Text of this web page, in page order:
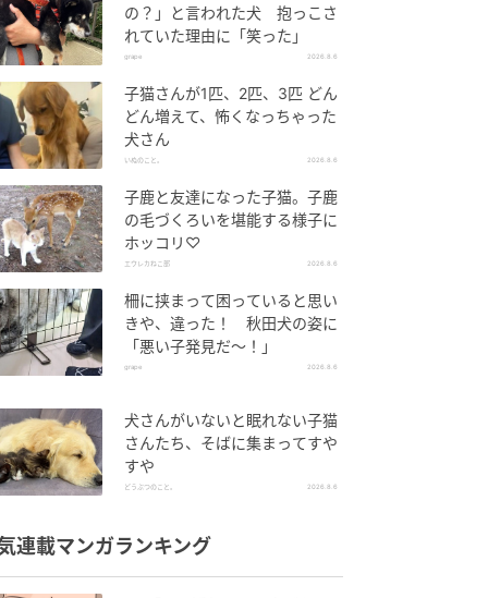
の？」と言われた犬 抱っこさ
れていた理由に「笑った」
grape 2026.8.6
子猫さんが1匹、2匹、3匹 どん
どん増えて、怖くなっちゃった
犬さん
いぬのこと。 2026.8.6
子鹿と友達になった子猫。子鹿
の毛づくろいを堪能する様子に
ホッコリ♡
エウレカねこ部 2026.8.6
柵に挟まって困っていると思い
きや、違った！ 秋田犬の姿に
「悪い子発見だ～！」
grape 2026.8.6
犬さんがいないと眠れない子猫
さんたち、そばに集まってすや
すや
どうぶつのこと。 2026.8.6
連載マンガランキング